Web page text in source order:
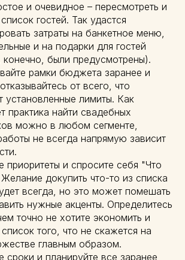
и очевидное – пересмотреть и
гостей. Так удастся
затраты на банкетное меню,
и на подарки для гостей
конечно, были предусмотрены).
рамки бюджета заранее и
от всего, что
установленные лимиты. Как
практика найти свадебных
можно в любом сегменте,
не всегда напрямую зависит
приоритеты и спросите себя "Что
докупить что-то из списка
всегда, но это может помешать
нужные акценты. Определитесь
точно не хотите экономить и
того, что не скажется на
главным образом.
сроки и планируйте все заранее